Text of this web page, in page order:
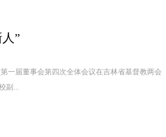
”
届董事会第四次全体会议在吉林省基督教两会
校副...